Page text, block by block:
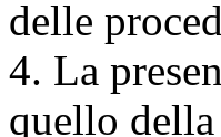
delle
4. La
quello